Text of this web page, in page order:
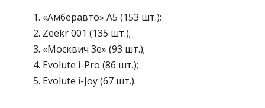
«Амберавто» А5 (153 шт.);
Zeekr 001 (135 шт.);
«Москвич 3е» (93 шт.);
Evolute i-Pro (86 шт.);
Evolute i-Joy (67 шт.).